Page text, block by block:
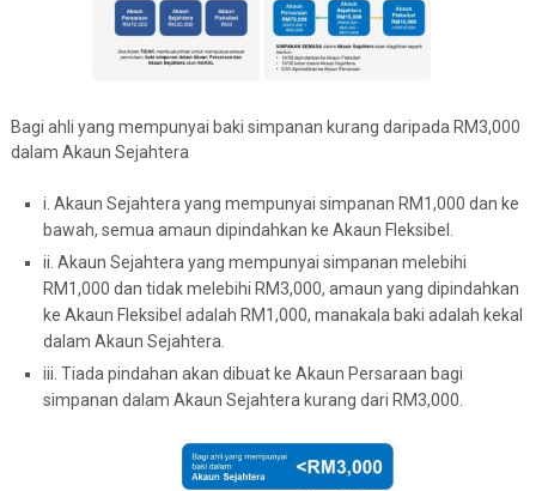
Bagi ahli yang mempunyai baki simpanan kurang daripada RM3,000
dalam Akaun Sejahtera
i. Akaun Sejahtera yang mempunyai simpanan RM1,000 dan ke
bawah, semua amaun dipindahkan ke Akaun Fleksibel.
ii. Akaun Sejahtera yang mempunyai simpanan melebihi
RM1,000 dan tidak melebihi RM3,000, amaun yang dipindahkan
ke Akaun Fleksibel adalah RM1,000, manakala baki adalah kekal
dalam Akaun Sejahtera.
iii. Tiada pindahan akan dibuat ke Akaun Persaraan bagi
simpanan dalam Akaun Sejahtera kurang dari RM3,000.